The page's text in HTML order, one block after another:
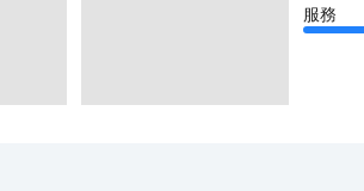
服務